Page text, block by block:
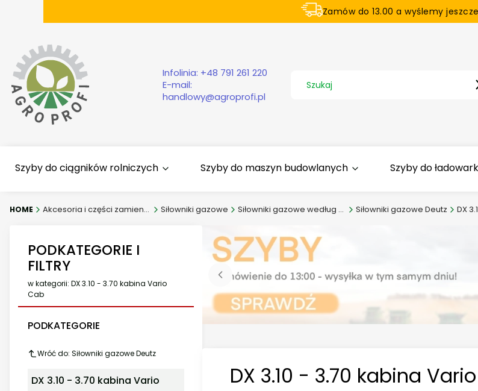
Zamów do 13.00 a wyślemy
Infolinia: +48 791 261 220
E-mail:
handlowy@agroprofi.pl
Szyby do ciągników rolniczych Szyby do maszyn budowlanych Szyby do
Akcesoria i części zamienne Siłowniki gazowe Siłowniki gazowe według zastosowania Siłowniki gazowe Deutz DX
PODKATEGORIE I
FILTRY
w kategorii: DX 3.10 - 3.70 kabina Vario
Cab
PODKATEGORIE
Wróć do: Siłowniki gazowe Deutz
DX 3.10 - 3.70 kabina Vario
DX 3.10 - 3.70 kabina